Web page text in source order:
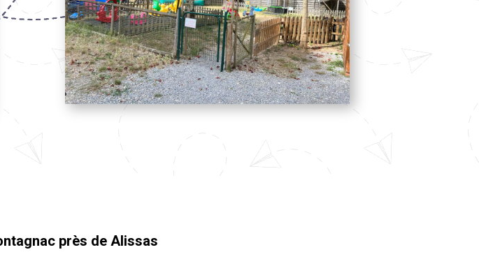
près de Alissas